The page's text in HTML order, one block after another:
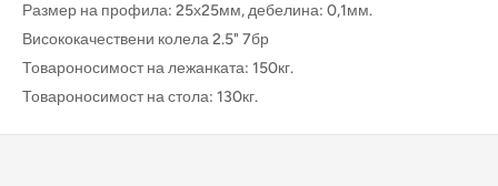
Размер на профила: 25х25мм, дебелина: 0,1мм.
Висококачествени колела 2.5" 7бр
Товароносимост на лежанката: 150кг.
Товароносимост на стола: 130кг.